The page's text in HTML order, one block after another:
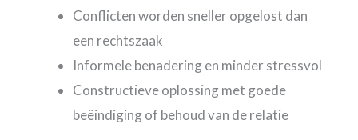
Conflicten worden sneller opgelost dan
een rechtszaak
Informele benadering en minder stressvol
Constructieve oplossing met goede
beëindiging of behoud van de relatie